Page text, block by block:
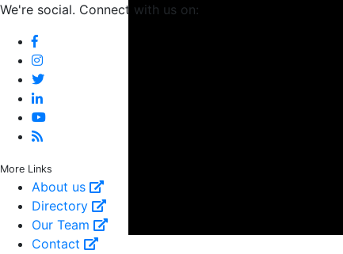
We're social. Connect with us on:
More Links
About us
Directory
Our Team
Contact
Published On: